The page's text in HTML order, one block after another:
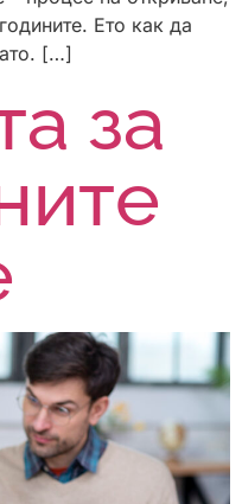
Ето как да
[…]
за